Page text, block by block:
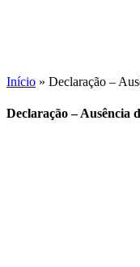
Início » Declaração –
Declaração – Ausência